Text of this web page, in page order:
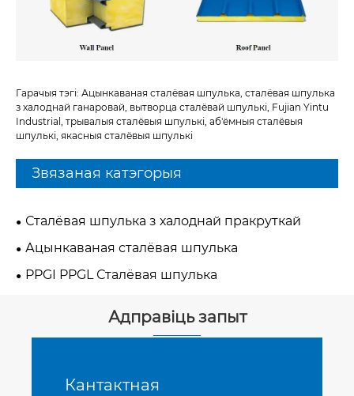
Гарачыя тэгі: Ацынкаваная сталёвая шпулька, сталёвая шпулька
з халоднай ганаровай, вытворца сталёвай шпулькі, Fujian Yintu
Industrial, трывалыя сталёвыя шпулькі, аб'ёмныя сталёвыя
шпулькі, якасныя сталёвыя шпулькі
Звязаная катэгорыя
Сталёвая шпулька з халоднай пракруткай
Ацынкаваная сталёвая шпулька
PPGI PPGL Сталёвая шпулька
Адправіць запыт
Кантактная